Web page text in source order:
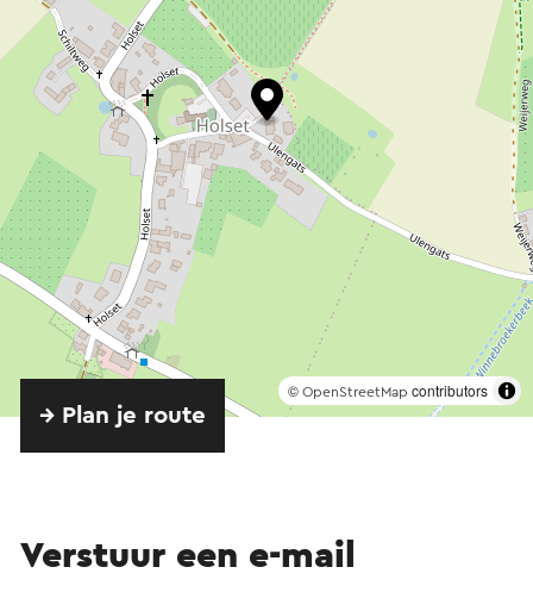
© OpenStreetMap contributors
→ Plan je route
Verstuur een e-mail